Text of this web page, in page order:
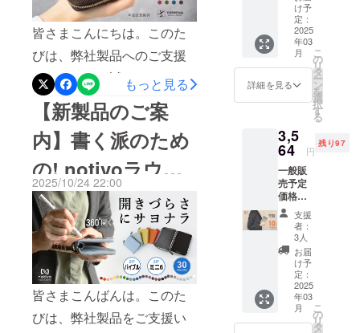
_____________1. 実店舗で
はなかなかお好みの色に出
会えないため、もっと色数
を増やしてほしいというお
声にお応えし、弊社最多と
なる『32色』展開を実現し
ました。2. 旅行先では便利
だが、海外ではスキミング
が不安なので、スキミング
防止仕様を希望。3. 駐車券
や映画の半券をすぐに収納
でき、取り出しやすい外ポ
ケットがほしい。4. 金運を
呼び込むゴールド色が欲し
いが、全面ゴールドは使い
たので、ご報告申し上げま
す。----------------------------------
----------------------------------------
-------------------------------------開
始日：2026年6月11日 (木)
10:00使うほどに深まる風合
い。 国産タンニン仕上げ革
の notivo リングノート。
https://www.makuake.com/pr
oject/notivo04/--------------------
----------------------------------------
----------------------------------------
------------①バネ式ルーズリン
グで市販A5(20穴)、B5(26
皆さまこんにちは。このた
びは、弊社製品へのご支援
をいただき、誠にありがと
うございました。皆様から
いただいた貴重な資金のお
かげで、新製品の開発およ
び製造に専念することがで
きました。改めて心より御
礼申し上げます。本日は、
弊社独自の特許意匠権を取
得したLZIP長財布について
ご案内申し上げます。ビジ
ネスシーンで静かに存在感
を放つ国産手染めレザー
もっと見る
【新製品のご案
内】書く派のため
の! notivoラウン
ドファスナーシス
テム手帳
2025/10/24 22:00
皆さまこんばんは。このた
びは、弊社製品をご支援い
知識・技術
を活かし、
本格的なも
のづくりを
スタートし
「より良い
製品を提供
する」を
モットー
に、日本技
術認定の資
格保有者が
作った型紙
を元に、裁
断・組立・
縫製・検品
とこ
ろ、 サ
ポー
ター様
限定
15%off
の
￥3,366
（税・
込）に
て承り
ます。
リター
ン内
容：
ルーズ
リング
x 1、革
表紙 x
2、リ
フィル
x 1、リ
ング
ジッ
パー x
け予
定：
2025
年03
月
詳細を見る
こ
の
リ
タ
ー
ン
を
選
択
す
る
3,5
64 円
残り97
一般販
売予定
価格
￥3,960
（税・
送料
込）の
とこ
ろ、 サ
ポー
ター様
限定
10%off
支援
者：
3人
お届
け予
定：
2025
年03
月
こ
の
リ
タ